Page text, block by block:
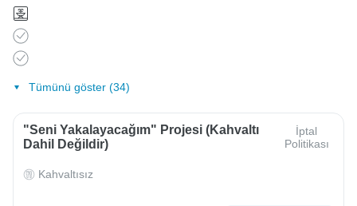
Tümünü göster (34)
"Seni Yakalayacağım" Projesi (Kahvaltı
Dahil Değildir)
İptal
Politikası
Kahvaltısız